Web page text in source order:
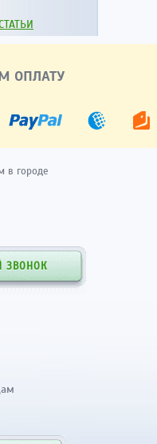
ОПЛАТУ
в городе
ЗВОНОК